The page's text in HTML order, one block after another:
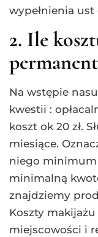
wypełnienia ust
2. Ile
Na wstępie
kwestii :
koszt ok 20 zł.
miesiące.
niego minimum
minimalną
znajdziemy
Koszty
miejscowości i